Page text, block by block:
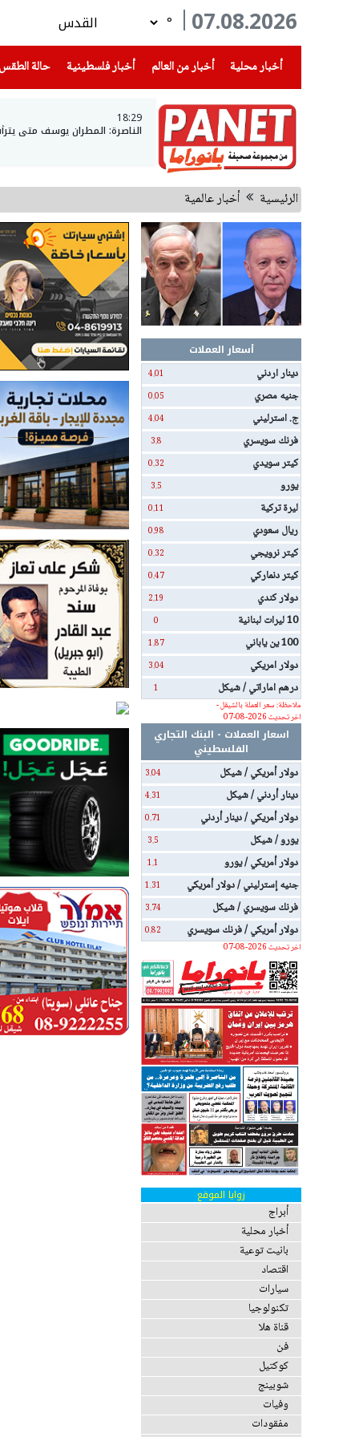
07.08.2026
°
أخبار محلية
(current) أخبار من العالم أخبار فلسطينية(current) حالة الطقس
18:29
الناصرة: المطران يوسف متى
الرئيسية أخبار عالمية
أسعار العملات
دينار اردني
4.01
جنيه مصري 0.05
ج. استرليني 4.04
فرنك سويسري 3.8
كيتر سويدي 0.32
يورو 3.5
ليرة تركية 0.11
ريال سعودي 0.98
كيتر نرويجي 0.32
كيتر دنماركي 0.47
دولار كندي 2.19
10 ليرات لبنانية 0
100 ين ياباني 1.87
دولار امريكي 3.04
درهم اماراتي / شيكل
1
ملاحظة: سعر العملة بالشيقل -
اخر تحديث 2026-08-07
اسعار العملات - البنك التجاري
الفلسطيني
دولار أمريكي / شيكل
3.04
دينار أردني / شيكل 4.31
دولار أمريكي / دينار أردني 0.71
يورو / شيكل 3.5
دولار أمريكي / يورو 1.1
جنيه إسترليني / دولار أمريكي 1.31
فرنك سويسري / شيكل 3.74
دولار أمريكي / فرنك سويسري
0.82
اخر تحديث 2026-08-07
زوايا الموقع
أبراج
أخبار محلية
بانيت توعية
اقتصاد
سيارات
تكنولوجيا
قناة هلا
فن
كوكتيل
شوبينج
وفيات
مفقودات